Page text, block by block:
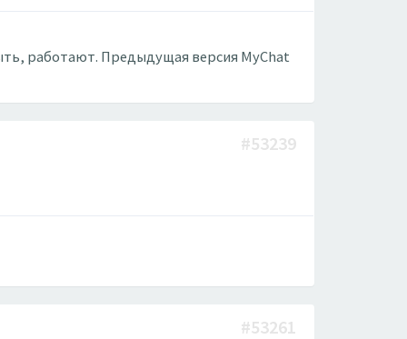
работают. Предыдущая версия MyChat
#53239
#53261